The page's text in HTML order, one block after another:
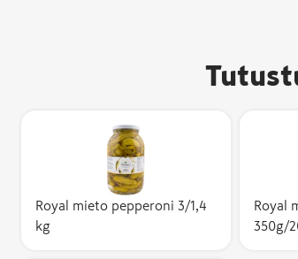
Royal mieto pepperoni 3/1,4
kg
Royal
350g/